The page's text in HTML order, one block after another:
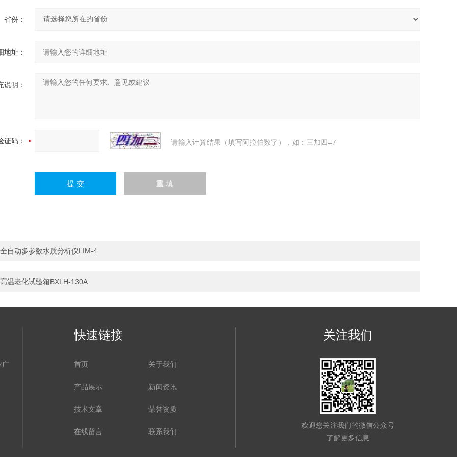
省份：
地址：
说明：
证码： 请输入计算结果（填写阿拉伯数字），如：三加四=7
全自动多参数水质分析仪LIM-4
高温老化试验箱BXLH-130A
广
快速链接
首页 关于我们
产品展示 新闻资讯
技术文章 荣誉资质
在线留言 联系我们
关注我们
欢迎您关注我们的微信公众号
了解更多信息